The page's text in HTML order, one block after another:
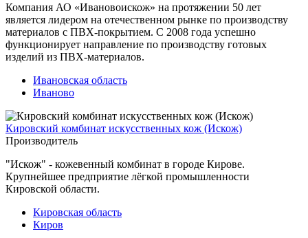
Компания АО «Ивановоискож» на протяжении 50 лет
является лидером на отечественном рынке по производству
материалов с ПВХ-покрытием. С 2008 года успешно
функционирует направление по производству готовых
изделий из ПВХ-материалов.
Ивановская область
Иваново
Кировский комбинат искусственных кож (Искож)
Производитель
"Искож" - кожевенный комбинат в городе Кирове.
Крупнейшее предприятие лёгкой промышленности
Кировской области.
Кировская область
Киров